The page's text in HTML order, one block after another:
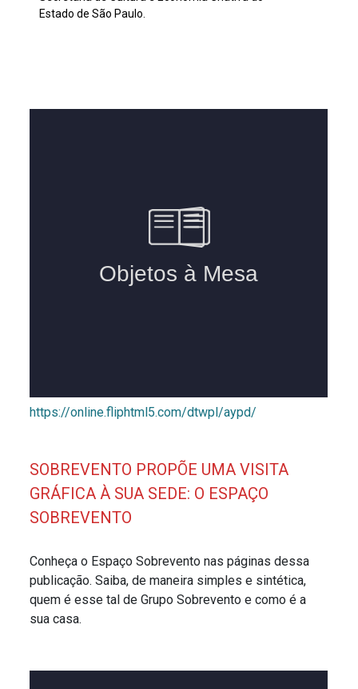
Estado de São Paulo.
https://online.fliphtml5.com/dtwpl/aypd/
SOBREVENTO PROPÕE UMA VISITA
GRÁFICA À SUA SEDE: O ESPAÇO
SOBREVENTO
Conheça o Espaço Sobrevento nas páginas dessa
publicação. Saiba, de maneira simples e sintética,
quem é esse tal de Grupo Sobrevento e como é a
sua casa.